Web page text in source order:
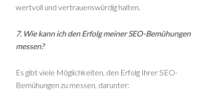
wertvoll und vertrauenswürdig halten.
7. Wie kann ich den Erfolg meiner SEO-Bemühungen
messen?
Es gibt viele Möglichkeiten, den Erfolg Ihrer SEO-
Bemühungen zu messen, darunter: